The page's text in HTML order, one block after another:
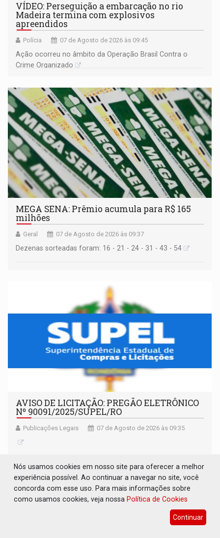
VÍDEO: Perseguição a embarcação no rio
Madeira termina com explosivos
apreendidos
Polícia 07 de Agosto de 2026 às 09:45
Ação ocorreu no âmbito da Operação Brasil Contra o
Crime Organizado
MEGA SENA: Prêmio acumula para R$ 165
milhões
Geral 07 de Agosto de 2026 às 09:37
Dezenas sorteadas foram: 16 - 21 - 24 - 31 - 43 - 54
AVISO DE LICITAÇÃO: PREGÃO ELETRÔNICO
Nº 90091/2025/SUPEL/RO
Publicações Legais 07 de Agosto de 2026 às 09:35
Nós usamos cookies em nosso site para oferecer a melhor
experiência possível. Ao continuar a navegar no site, você
concorda com esse uso. Para mais informações sobre
como usamos cookies, veja nossa Política de Cookies
Continuar